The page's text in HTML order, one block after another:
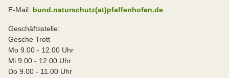
E-Mail: bund.naturschutz(at)pfaffenhofen.de
Geschäftsstelle:
Gesche Trott
Mo 9.00 - 12.00 Uhr
Mi 9.00 - 12.00 Uhr
Do 9.00 - 11.00 Uhr